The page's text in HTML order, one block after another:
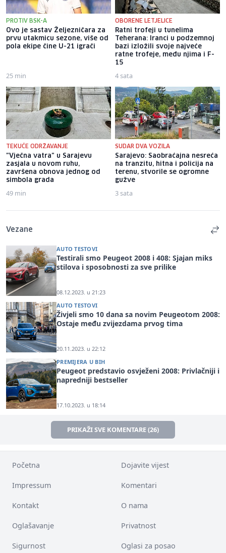
PROTIV BSK-A
Ovo je sastav Željezničara za
prvu utakmicu sezone, više od
pola ekipe čine U-21 igrači
25 min
OBORENE LETJELICE
Ratni trofeji u tunelima
Teherana: Iranci u podzemnoj
bazi izložili svoje najveće
ratne trofeje, među njima i F-
15
4 sata
TEKUĆE ODRŽAVANJE
"Vječna vatra" u Sarajevu
zasjala u novom ruhu,
završena obnova jednog od
simbola grada
49 min
SUDAR DVA VOZILA
Sarajevo: Saobraćajna nesreća
na tranzitu, hitna i policija na
terenu, stvorile se ogromne
gužve
3 sata
Vezane
AUTO TESTOVI
Testirali smo Peugeot 2008 i 408: Sjajan miks
stilova i sposobnosti za sve prilike
08.12.2023. u 21:23
AUTO TESTOVI
Živjeli smo 10 dana sa novim Peugeotom 2008:
Ostaje među zvijezdama prvog tima
20.11.2023. u 22:12
PREMIJERA U BIH
Peugeot predstavio osvježeni 2008: Privlačniji i
napredniji bestseller
17.10.2023. u 18:14
PRIKAŽI SVE KOMENTARE (26)
Početna Dojavite vijest
Impressum Komentari
Kontakt O nama
Oglašavanje Privatnost
Sigurnost Oglasi za posao